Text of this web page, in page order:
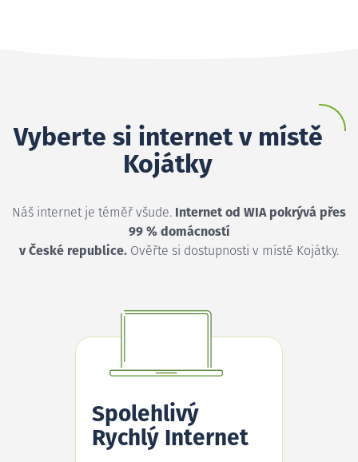
Vyberte si internet v místě
Kojátky
Náš internet je téměř všude. Internet od WIA pokrývá přes
99 % domácností
v České republice. Ověřte si dostupnosti v místě Kojátky.
Spolehlivý
Rychlý Internet